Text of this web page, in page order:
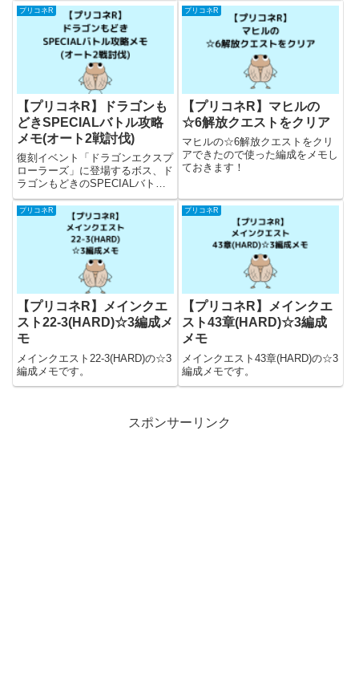
プリコネR
【プリコネR】ドラゴンも
どきSPECIALバトル攻略
メモ(オート2戦討伐)
復刻イベント「ドラゴンエクスプ
ローラーズ」に登場するボス、ド
ラゴンもどきのSPECIALバトル
をオート2戦で討伐できたので使
った編成やボス情報をメモしてお
プリコネR
【プリコネR】マヒルの
☆6解放クエストをクリア
マヒルの☆6解放クエストをクリ
アできたので使った編成をメモし
ておきます！
プリコネR
【プリコネR】メインクエ
スト22-3(HARD)☆3編成メ
モ
メインクエスト22-3(HARD)の☆3
編成メモです。
プリコネR
【プリコネR】メインクエ
スト43章(HARD)☆3編成
メモ
メインクエスト43章(HARD)の☆3
編成メモです。
スポンサーリンク